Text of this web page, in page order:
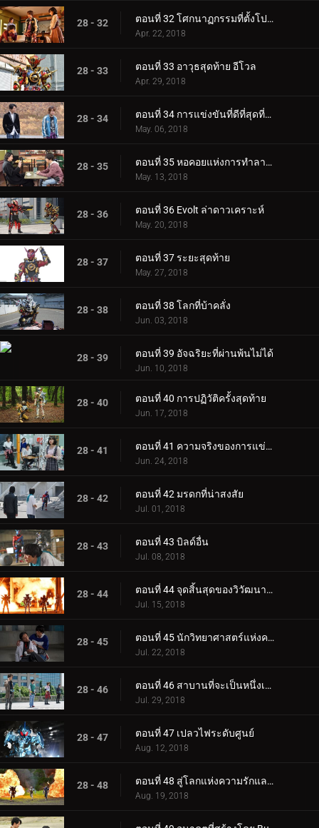
28 - 32 ตอนที่ 32 โศกนาฏกรรมที่ตั้งโปรแกรมไว้
Apr. 22, 2018
28 - 33 ตอนที่ 33 อาวุธสุดท้าย อีโวล
Apr. 29, 2018
28 - 34 ตอนที่ 34 การแข่งขันที่ดีที่สุดที่แยกจากกัน
May. 06, 2018
28 - 35 ตอนที่ 35 หอคอยแห่งการทำลายล้าง
May. 13, 2018
28 - 36 ตอนที่ 36 Evolt ล่าดาวเคราะห์
May. 20, 2018
28 - 37 ตอนที่ 37 ระยะสุดท้าย
May. 27, 2018
28 - 38 ตอนที่ 38 โลกที่บ้าคลั่ง
Jun. 03, 2018
28 - 39 ตอนที่ 39 อัจฉริยะที่ผ่านพ้นไม่ได้
Jun. 10, 2018
28 - 40 ตอนที่ 40 การปฏิวัติครั้งสุดท้าย
Jun. 17, 2018
28 - 41 ตอนที่ 41 ความจริงของการแข่งขันที่ดีที่สุด
Jun. 24, 2018
28 - 42 ตอนที่ 42 มรดกที่น่าสงสัย
Jul. 01, 2018
28 - 43 ตอนที่ 43 บิลด์อื่น
Jul. 08, 2018
28 - 44 ตอนที่ 44 จุดสิ้นสุดของวิวัฒนาการ
Jul. 15, 2018
28 - 45 ตอนที่ 45 นักวิทยาศาสตร์แห่งความหวัง
Jul. 22, 2018
28 - 46 ตอนที่ 46 สาบานที่จะเป็นหนึ่งเดียว
Jul. 29, 2018
28 - 47 ตอนที่ 47 เปลวไฟระดับศูนย์
Aug. 12, 2018
28 - 48 ตอนที่ 48 สู่โลกแห่งความรักและสันติภาพ
Aug. 19, 2018